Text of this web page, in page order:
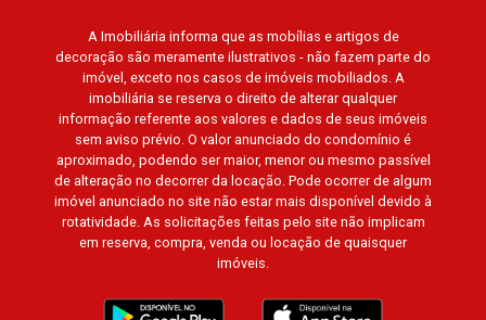
A Imobiliária informa que as mobílias e artigos de
decoração são meramente ilustrativos - não fazem parte do
imóvel, exceto nos casos de imóveis mobiliados. A
imobiliária se reserva o direito de alterar qualquer
informação referente aos valores e dados de seus imóveis
sem aviso prévio. O valor anunciado do condomínio é
aproximado, podendo ser maior, menor ou mesmo passível
de alteração no decorrer da locação. Pode ocorrer de algum
imóvel anunciado no site não estar mais disponível devido à
rotatividade. As solicitações feitas pelo site não implicam
em reserva, compra, venda ou locação de quaisquer
imóveis.